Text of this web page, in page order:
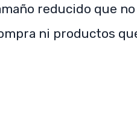
reducido que
ni productos